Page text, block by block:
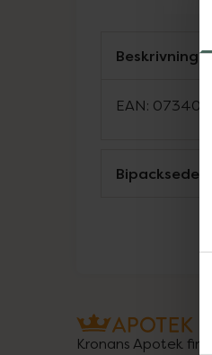
Beskrivning
EAN:
Bipacksedel
Kronans Apotek